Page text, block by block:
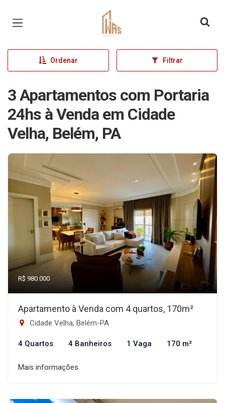
Página inicial
Ordenar Filtrar
3 Apartamentos com Portaria
24hs à Venda em Cidade
Velha, Belém, PA
R$ 980.000
Apartamento à Venda com 4 quartos, 170m²
Cidade Velha, Belém-PA
4 Quartos 4 Banheiros 1 Vaga 170 m²
Mais informações